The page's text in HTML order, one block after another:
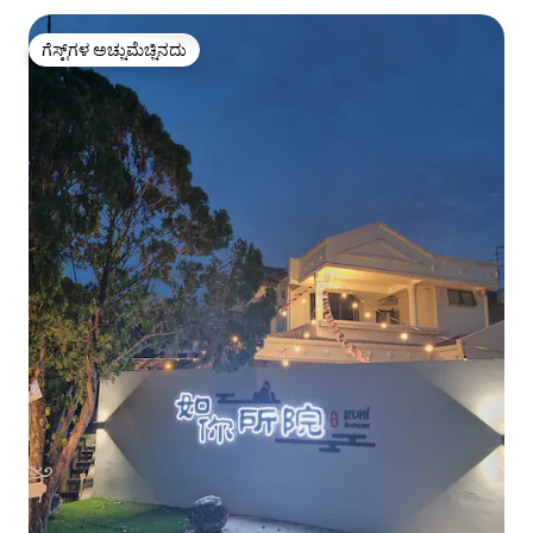
ಗೆಸ್ಟ್‌ಗಳ ಅಚ್ಚುಮೆಚ್ಚಿನದು
ಗೆಸ್ಟ್‌ಗಳ ಅಚ್ಚುಮೆಚ್ಚಿನದು